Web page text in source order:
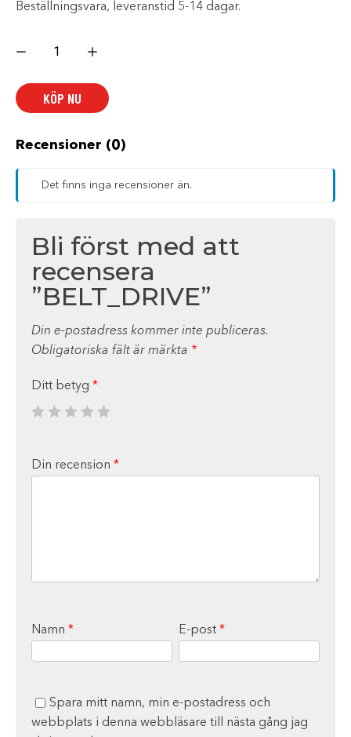
Beställningsvara, leveranstid 5-14 dagar.
mängd
KÖP NU
Recensioner (0)
Det finns inga recensioner än.
Bli först med att
recensera
”BELT_DRIVE”
Din e-postadress kommer inte publiceras.
Obligatoriska fält är märkta *
Ditt betyg *
Din recension *
Namn * E-post *
Spara mitt namn, min e-postadress och
webbplats i denna webbläsare till nästa gång jag